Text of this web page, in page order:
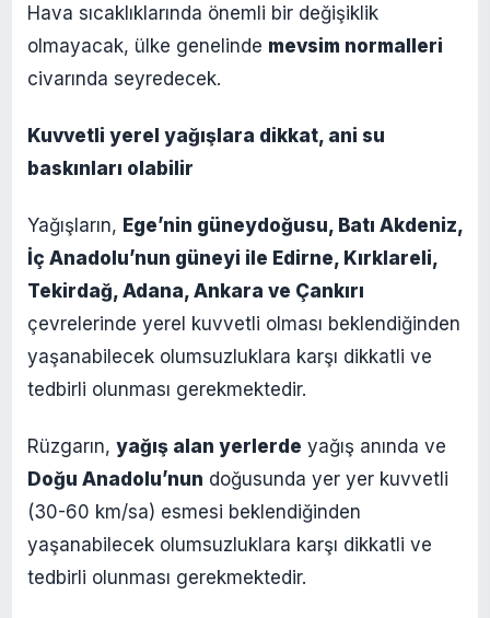
Hava sıcaklıklarında önemli bir değişiklik
olmayacak, ülke genelinde mevsim normalleri
civarında seyredecek.
Kuvvetli yerel yağışlara dikkat, ani su
baskınları olabilir
Yağışların, Ege’nin güneydoğusu, Batı Akdeniz,
İç Anadolu’nun güneyi ile Edirne, Kırklareli,
Tekirdağ, Adana, Ankara ve Çankırı
çevrelerinde yerel kuvvetli olması beklendiğinden
yaşanabilecek olumsuzluklara karşı dikkatli ve
tedbirli olunması gerekmektedir.
Rüzgarın, yağış alan yerlerde yağış anında ve
Doğu Anadolu’nun doğusunda yer yer kuvvetli
(30-60 km/sa) esmesi beklendiğinden
yaşanabilecek olumsuzluklara karşı dikkatli ve
tedbirli olunması gerekmektedir.